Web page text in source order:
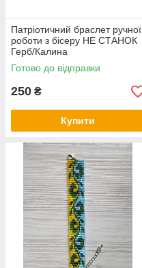
Патріотичний браслет ручної
роботи з бісеру НЕ СТАНОК
Герб/Калина
Готово до відправки
250 ₴
Купити